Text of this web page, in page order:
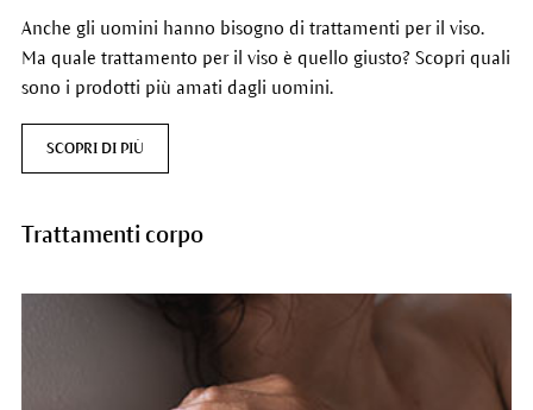
Anche gli uomini hanno bisogno di trattamenti per il viso.
Ma quale trattamento per il viso è quello giusto? Scopri quali
sono i prodotti più amati dagli uomini.
SCOPRI DI PIÙ
Trattamenti corpo